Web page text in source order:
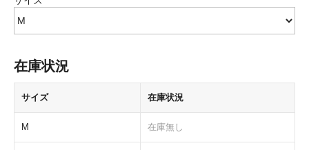
在庫状況
サイズ 在庫状況
M 在庫無し